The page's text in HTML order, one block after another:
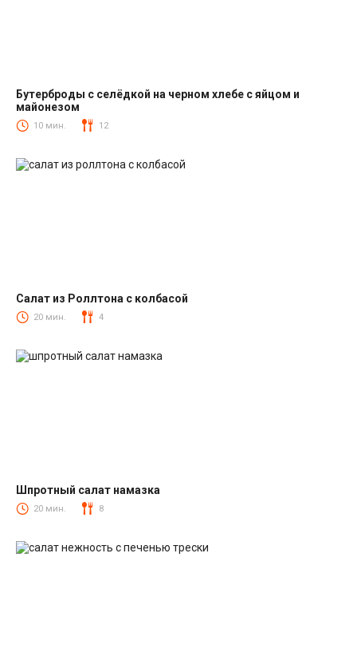
Закуски
Бутерброды с селёдкой на черном хлебе с яйцом и
майонезом
10 мин. 12
Салаты с колбасой
Салат из Роллтона с колбасой
20 мин. 4
Салаты со шпротами
Шпротный салат намазка
20 мин. 8